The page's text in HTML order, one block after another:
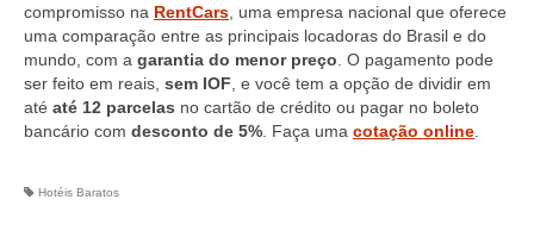
compromisso na RentCars, uma empresa nacional que oferece
uma comparação entre as principais locadoras do Brasil e do
mundo, com a garantia do menor preço. O pagamento pode
ser feito em reais, sem IOF, e você tem a opção de dividir em
até até 12 parcelas no cartão de crédito ou pagar no boleto
bancário com desconto de 5%. Faça uma cotação online.
Hotéis Baratos